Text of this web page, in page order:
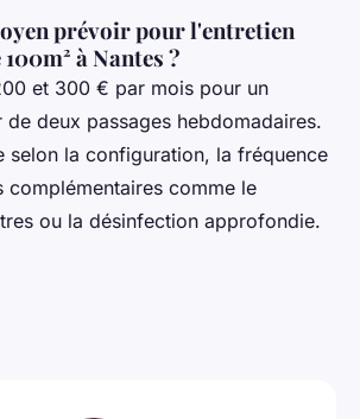
prévoir pour l'entretien
à Nantes ?
et 300 € par mois pour un
de deux passages hebdomadaires.
selon la configuration, la fréquence
complémentaires comme le
ou la désinfection approfondie.